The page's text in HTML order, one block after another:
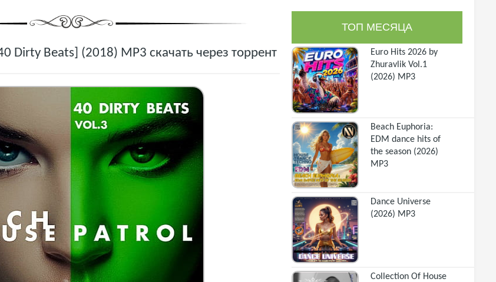
Dirty Beats] (2018) MP3 скачать через торрент
ТОП МЕСЯЦА
Euro Hits 2026 by
Zhuravlik Vol.1
(2026) MP3
Beach Euphoria:
EDM dance hits of
the season (2026)
MP3
Dance Universe
(2026) MP3
Collection Of House